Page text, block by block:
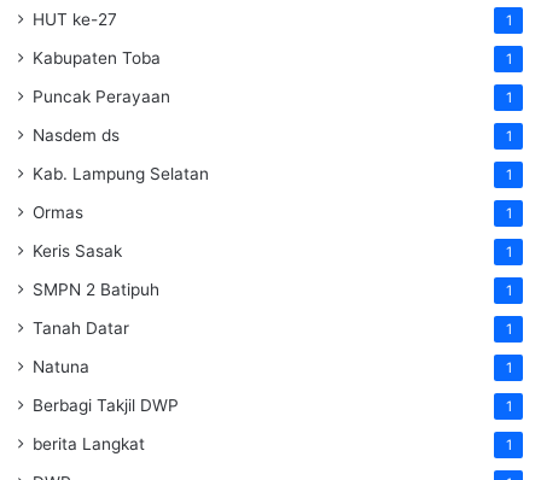
HUT ke-27 1
Kabupaten Toba 1
Puncak Perayaan 1
Nasdem ds 1
Kab. Lampung Selatan 1
Ormas 1
Keris Sasak 1
SMPN 2 Batipuh 1
Tanah Datar 1
Natuna 1
Berbagi Takjil DWP 1
berita Langkat 1